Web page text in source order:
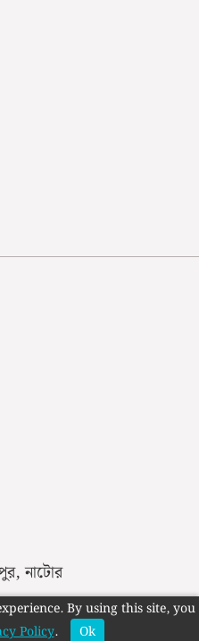
নাটোর
By using this site, you
Policy. Ok